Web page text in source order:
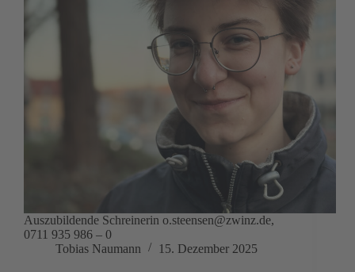
Auszubildende Schreinerin o.steensen@zwinz.de,
0711 935 986 – 0
Tobias Naumann
15. Dezember 2025